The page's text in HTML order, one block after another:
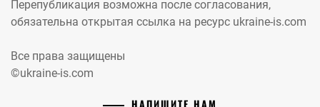
Перепубликация возможна после согласования,
обязательна открытая ссылка на ресурс ukraine-is.com
Все права защищены
©ukraine-is.com
НАПИШИТЕ НАМ